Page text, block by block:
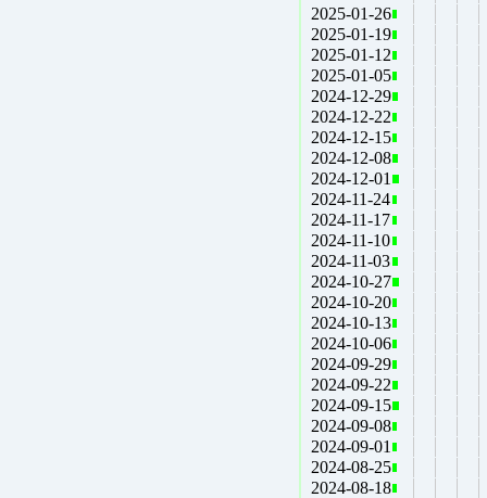
2025-01-26
2025-01-19
2025-01-12
2025-01-05
2024-12-29
2024-12-22
2024-12-15
2024-12-08
2024-12-01
2024-11-24
2024-11-17
2024-11-10
2024-11-03
2024-10-27
2024-10-20
2024-10-13
2024-10-06
2024-09-29
2024-09-22
2024-09-15
2024-09-08
2024-09-01
2024-08-25
2024-08-18